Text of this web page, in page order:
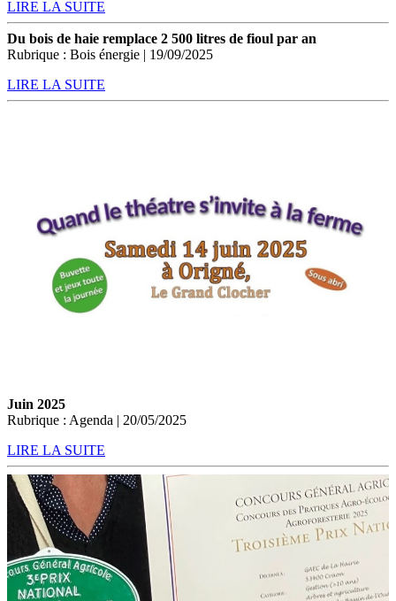
LIRE LA SUITE
Du bois de haie remplace 2 500 litres de fioul par an
Rubrique : Bois énergie | 19/09/2025
LIRE LA SUITE
Juin 2025
Rubrique : Agenda | 20/05/2025
LIRE LA SUITE